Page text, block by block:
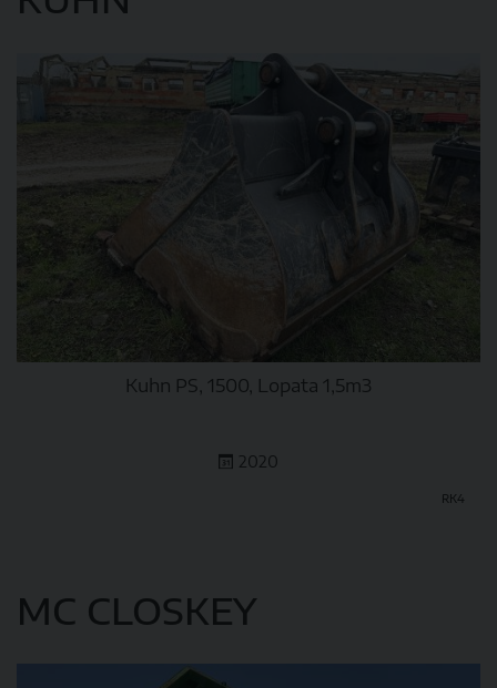
Kuhn PS, 1500, Lopata 1,5m3
2020
RK4
DETAIL
MC CLOSKEY